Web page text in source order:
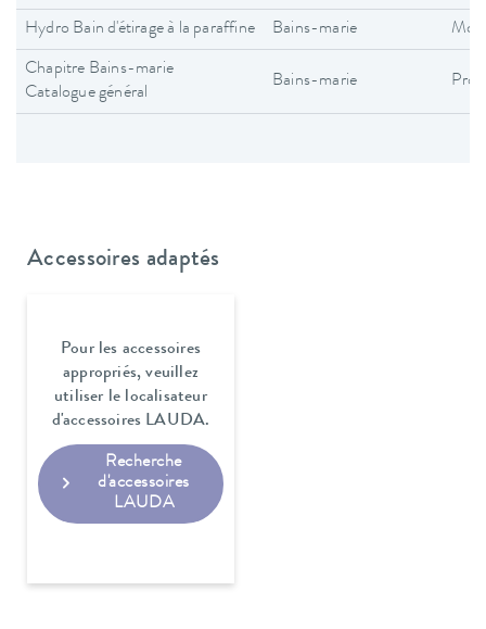
Hydro Bain d'étirage à la paraffine Bains-marie
Chapitre Bains-marie
Catalogue général
Bains-marie
Accessoires adaptés
Pour les accessoires
appropriés, veuillez
utiliser le localisateur
d'accessoires LAUDA.
Recherche
d'accessoires
LAUDA